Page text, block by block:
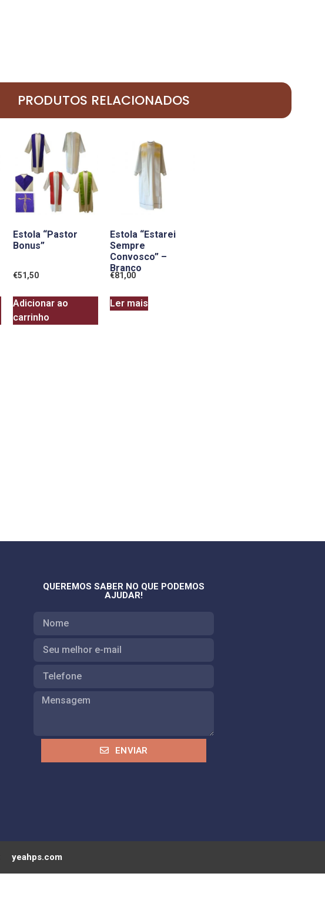
PRODUTOS RELACIONADOS
Estola “Pastor
Bonus”
€51,50
Adicionar ao
carrinho
Estola “Estarei
Sempre
Convosco” –
Branco
€81,00
Ler mais
QUEREMOS SABER NO QUE PODEMOS
AJUDAR!
ENVIAR
yeahps.com